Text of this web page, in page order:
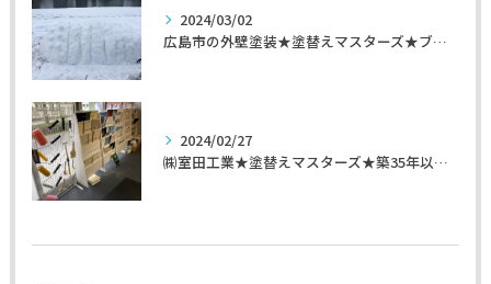
2024/03/02
広島市の外壁塗装★塗替えマスターズ★ブログ「初めて家を手入れするのに」
2024/02/27
㈱室田工業★塗替えマスターズ★築35年以上のお宅の施工事例